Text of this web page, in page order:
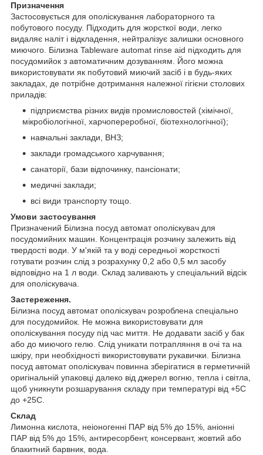
Призначення
Застосовується для ополіскування лабораторного та
побутового посуду. Підходить для жорсткої води, легко
видаляє наліт і відкладення, нейтралізує залишки основного
миючого. Білизна Tableware automat rinse aid підходить для
посудомийок з автоматичним дозуванням. Його можна
використовувати як побутовий миючий засіб і в будь-яких
закладах, де потрібне дотримання належної гігієни столових
приладів:
підприємства різних видів промисловостей (хімічної,
мікробіологічної, харчопереробної, біотехнологічної);
навчальні заклади, ВНЗ;
заклади громадського харчування;
санаторії, бази відпочинку, пансіонати;
медичні заклади;
всі види транспорту тощо.
Умови застосування
Призначений Білизна посуд автомат ополіскувач для
посудомийних машин. Концентрація розчину залежить від
твердості води. У м'якій та у воді середньої жорсткості
готувати розчин слід з розрахунку 0,2 або 0,5 мл засобу
відповідно на 1 л води. Склад заливають у спеціальний відсік
для ополіскувача.
Застереження.
Білизна посуд автомат ополіскувач розроблена спеціально
для посудомийок. Не можна використовувати для
ополіскування посуду під час миття. Не додавати засіб у бак
або до миючого гелю. Слід уникати потрапляння в очі та на
шкіру, при необхідності використовувати рукавички. Білизна
посуд автомат ополіскувач повинна зберігатися в герметичній
оригінальній упаковці далеко від джерел вогню, тепла і світла,
щоб уникнути розшарування складу при температурі від +5С
до +25С.
Склад
Лимонна кислота, неіоногенні ПАР від 5% до 15%, аніонні
ПАР від 5% до 15%, антиресорбент, консервант, жовтий або
блакитний барвник, вода.